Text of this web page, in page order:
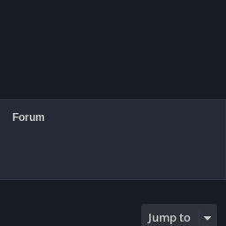
Forum
Jump to